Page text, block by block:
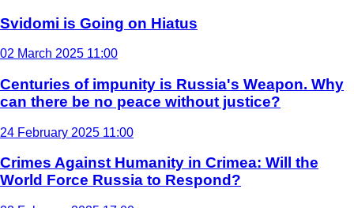
Svidomi is Going on Hiatus
02 March 2025 11:00
Centuries of impunity is Russia's Weapon. Why
can there be no peace without justice?
24 February 2025 11:00
Crimes Against Humanity in Crimea: Will the
World Force Russia to Respond?